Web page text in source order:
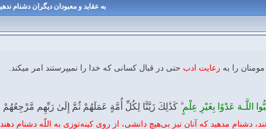
به عقاید و معبودان دیگران دشنام
رعایت ادب حتی در قبال کسانی که خدا را نمیپرستند امر میکند.
اللَّـهَ عَدْوًا بِغَيْرِ‌ عِلْمٍ كَذَٰلِكَ زَيَّنَّا لِكُلِّ أُمَّةٍ عَمَلَهُمْ ثُمَّ إِلَىٰ رَ‌بِّهِم مَّرْ‌جِعُهُمْ
دشنام مدهيد كه آنان نيز بى‌هيچ دانشى، از روى كينه‌توزى به اللّه دشنام دهند